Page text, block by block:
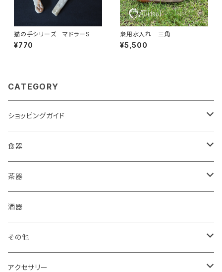
猫の手シリーズ マドラーS
¥770
梟用水入れ 三角
¥5,500
CATEGORY
ショッピングガイド
包装
ご購入前に必ずお読みください
箱・送料について
食器
皿
コーヒードリッパー
グラス・湯呑
食器セット
茶器
抹茶盌
煎茶碗
湯冷まし
酒器
その他
箸置き
アクセサリー